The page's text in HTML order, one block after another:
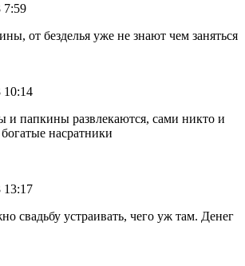
7:59
от безделья уже не знают чем заняться
10:14
и папкины развлекаются, сами никто и
насратники
13:17
свадьбу устраивать, чего уж там. Денег